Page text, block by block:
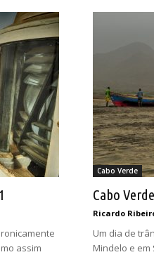
assim
Cabo Verde
Cabo
Ricardo
Um dia de
Mindelo e em